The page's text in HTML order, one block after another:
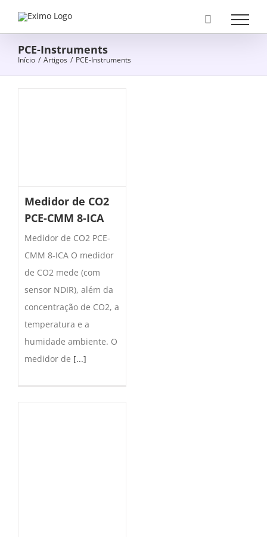
PCE-Instruments
Início / Artigos / PCE-Instruments
Medidor de CO2
PCE-CMM 8-ICA
Medidor de CO2 PCE-
CMM 8-ICA O medidor
de CO2 mede (com
sensor NDIR), além da
concentração de CO2, a
temperatura e a
humidade ambiente. O
medidor de [...]